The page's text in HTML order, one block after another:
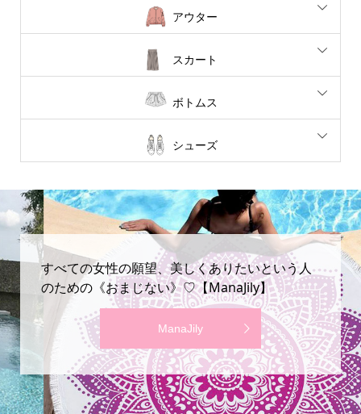
アウター
スカート
ボトムス
シューズ
すべての女性の願望、美しくありたいという人
のための《おまじない》♡【ManaJily】
ManaJily